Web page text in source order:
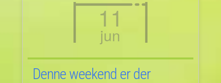
11
jun
Denne weekend er der